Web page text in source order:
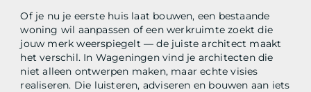
Of je nu je eerste huis laat bouwen, een bestaande
woning wil aanpassen of een werkruimte zoekt die
jouw merk weerspiegelt — de juiste architect maakt
het verschil. In Wageningen vind je architecten die
niet alleen ontwerpen maken, maar echte visies
realiseren. Die luisteren, adviseren en bouwen aan iets